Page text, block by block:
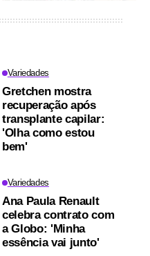
Variedades
Gretchen mostra
recuperação após
transplante capilar:
'Olha como estou
bem'
Variedades
Ana Paula Renault
celebra contrato com
a Globo: 'Minha
essência vai junto'